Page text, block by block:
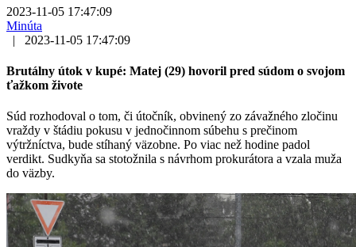
2023-11-05 17:47:09
Minúta
|
2023-11-05 17:47:09
Brutálny útok v kupé: Matej (29) hovoril pred súdom o svojom
ťažkom živote
Súd rozhodoval o tom, či útočník, obvinený zo závažného zločinu
vraždy v štádiu pokusu v jednočinnom súbehu s prečinom
výtržníctva, bude stíhaný väzobne. Po viac než hodine padol
verdikt. Sudkyňa sa stotožnila s návrhom prokurátora a vzala muža
do väzby.